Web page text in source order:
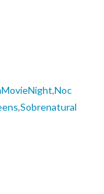
,Noc
,Sobrenatural